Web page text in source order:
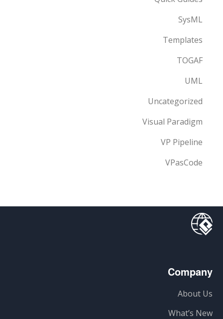
SysML
Templates
TOGAF
UML
Uncategorized
Visual Paradigm
VP Pipeline
VPasCode
Company
About Us
What’s New